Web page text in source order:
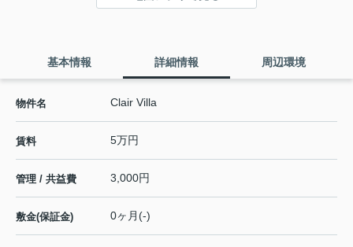
基本情報 詳細情報 周辺環境
物件名 Clair Villa
賃料 5万円
管理 / 共益費 3,000円
敷金(保証金) 0ヶ月(-)